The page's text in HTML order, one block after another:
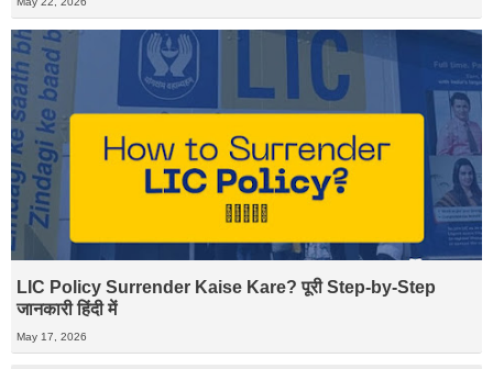
LIC Policy Surrender Kaise Kare? पूरी Step-by-Step
जानकारी हिंदी में
May 17, 2026